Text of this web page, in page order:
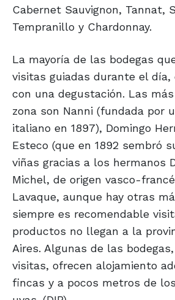
Cabernet Sauvignon, Tannat,
Tempranillo y Chardonnay.
La mayoría de las bodegas
visitas guiadas durante el día,
con una degustación. Las
zona son Nanni (fundada por
italiano en 1897), Domingo
Esteco (que en 1892 sembró
viñas gracias a los hermanos
Michel, de origen vasco-
Lavaque, aunque hay otras
siempre es recomendable
productos no llegan a la
Aires. Algunas de las
visitas, ofrecen alojamiento
fincas y a pocos metros de